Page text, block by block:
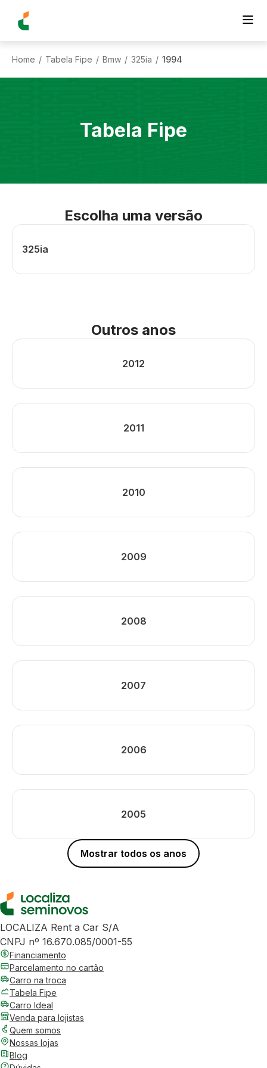
Home / Tabela Fipe / Bmw / 325ia / 1994
Tabela Fipe
Escolha uma versão
325ia
Outros anos
2012
2011
2010
2009
2008
2007
2006
2005
Mostrar todos os anos
LOCALIZA Rent a Car S/A
CNPJ nº 16.670.085/0001-55
Financiamento
Parcelamento no cartão
Carro na troca
Tabela Fipe
Carro Ideal
Venda para lojistas
Quem somos
Nossas lojas
Blog